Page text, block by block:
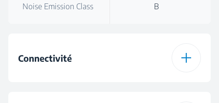
Noise Emission Class B
Connectivité